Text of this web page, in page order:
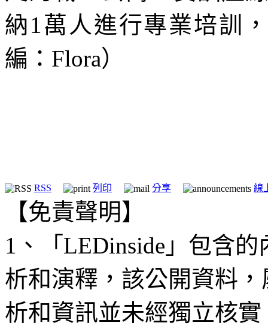
納1萬人進行專業培訓
編：Flora）
RSS 列印 分享 線
【免責聲明】
1、「LEDinside」包含
析和演釋，該公開資料
析和資訊並未經獨立核